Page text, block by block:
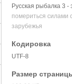
Русская рыбалка 3
помериться силами
зарубежья
Кодировка
UTF-8
Размер